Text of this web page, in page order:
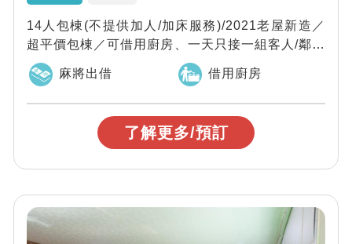
14人包棟(不提供加人/加床服務)/2021老屋新造／
超平價包棟／可借用廚房、一天只接一組客人/鄰近
各知名景點／機能便利、美食夜市...
麻將出借 借用廚房
了解更多/預訂